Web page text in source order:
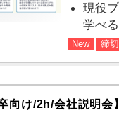
現役
学べる
New 締
向け/2h/会社説明会